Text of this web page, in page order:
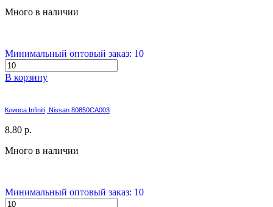
Много в наличии
Минимальный оптовый заказ: 10
В корзину
Клипса Infiniti, Nissan 80850CA003
8.80 р.
Много в наличии
Минимальный оптовый заказ: 10